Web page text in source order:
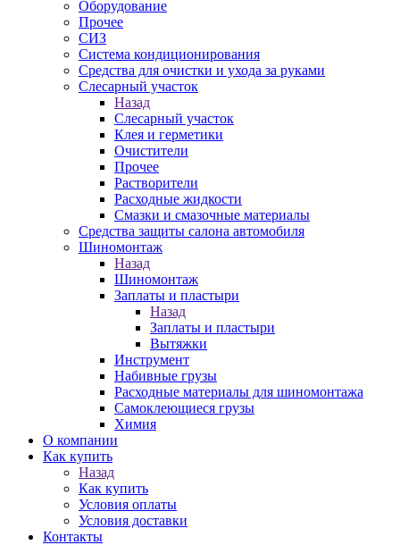
Оборудование
Прочее
СИЗ
Система кондиционирования
Средства для очистки и ухода за руками
Слесарный участок
Назад
Слесарный участок
Клея и герметики
Очистители
Прочее
Растворители
Расходные жидкости
Смазки и смазочные материалы
Средства защиты салона автомобиля
Шиномонтаж
Назад
Шиномонтаж
Заплаты и пластыри
Назад
Заплаты и пластыри
Вытяжки
Инструмент
Набивные грузы
Расходные материалы для шиномонтажа
Самоклеющиеся грузы
Химия
О компании
Как купить
Назад
Как купить
Условия оплаты
Условия доставки
Контакты